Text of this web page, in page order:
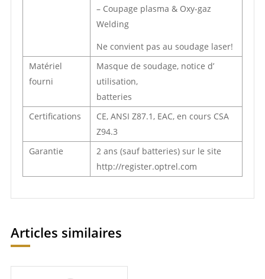
– Coupage plasma & Oxy-gaz
Welding
Ne convient pas au soudage laser!
Matériel
fourni
Masque de soudage, notice d’
utilisation,
batteries
Certifications
CE, ANSI Z87.1, EAC, en cours CSA
Z94.3
Garantie
2 ans (sauf batteries) sur le site
http://register.optrel.com
Articles similaires